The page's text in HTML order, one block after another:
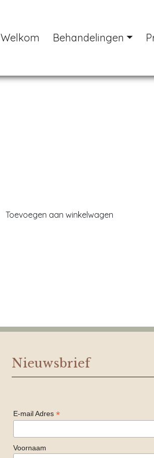
Welkom Behandelingen
Toevoegen aan winkelwagen
Nieuwsbrief
E-mail Adres *
Voornaam